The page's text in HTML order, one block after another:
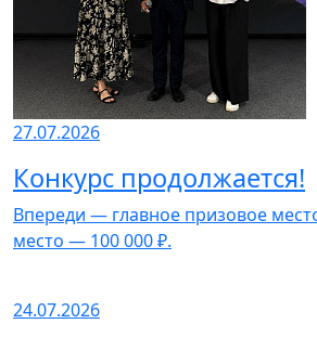
27.07.2026
Конкурс продолжается!
Впереди — главное призовое
место — 100 000 ₽.
24.07.2026